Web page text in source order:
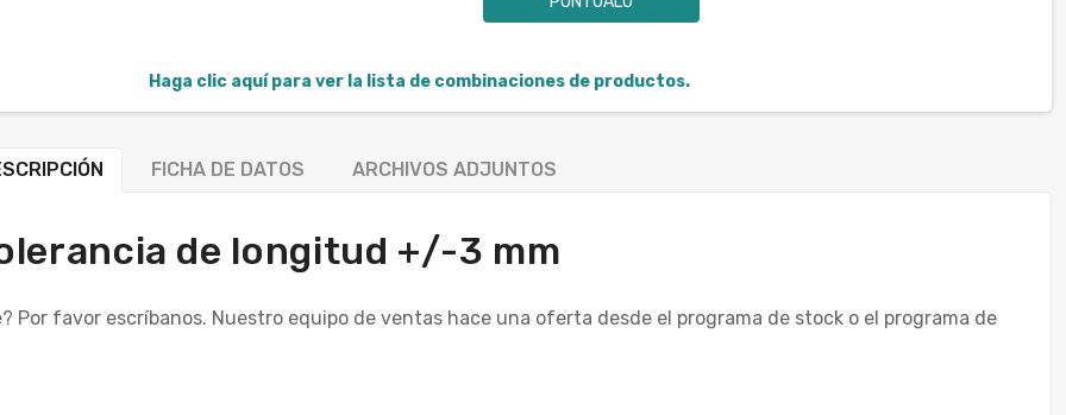
Haga clic aquí para ver la lista de combinaciones de productos.
FICHA DE DATOS ARCHIVOS ADJUNTOS
de longitud +/-3 mm
favor escríbanos. Nuestro equipo de ventas hace una oferta desde el programa de stock o el programa de